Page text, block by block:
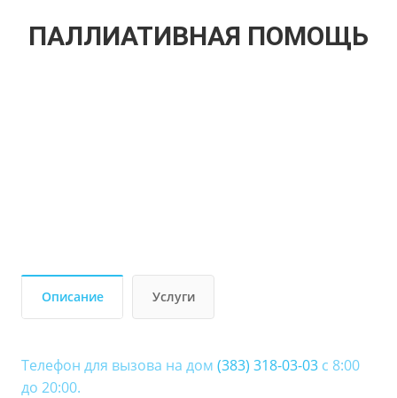
ПАЛЛИАТИВНАЯ ПОМОЩЬ
Описание Услуги
Телефон для вызова на дом (383) 318-03-03 с 8:00
до 20:00.